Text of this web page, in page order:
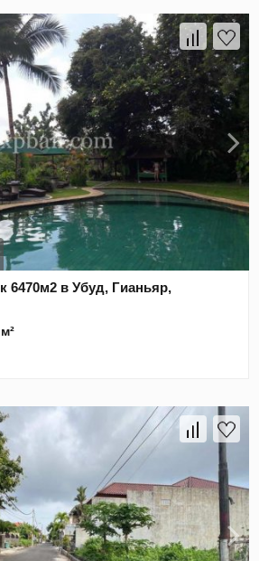
6470м2 в Убуд, Гианьяр,